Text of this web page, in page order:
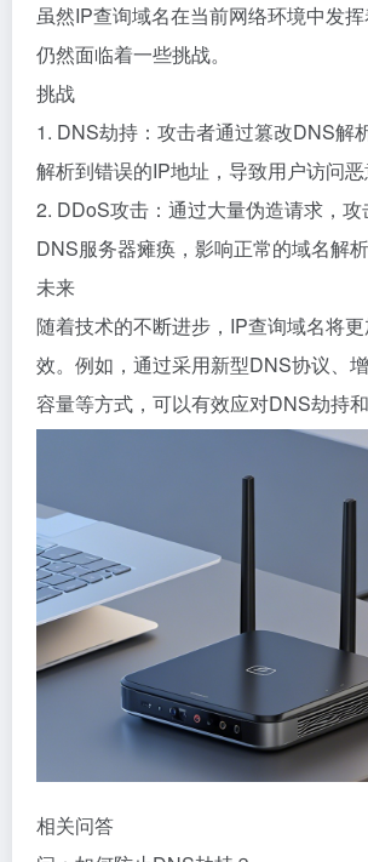
虽然IP查询域名在当前网络环境中发
仍然面临着一些挑战。
挑战
1. DNS劫持：攻击者通过篡改DNS解
解析到错误的IP地址，导致用户访问恶
2. DDoS攻击：通过大量伪造请求，
DNS服务器瘫痪，影响正常的域名解析
未来
随着技术的不断进步，IP查询域名将
效。例如，通过采用新型DNS协议、
容量等方式，可以有效应对DNS劫持和
相关问答